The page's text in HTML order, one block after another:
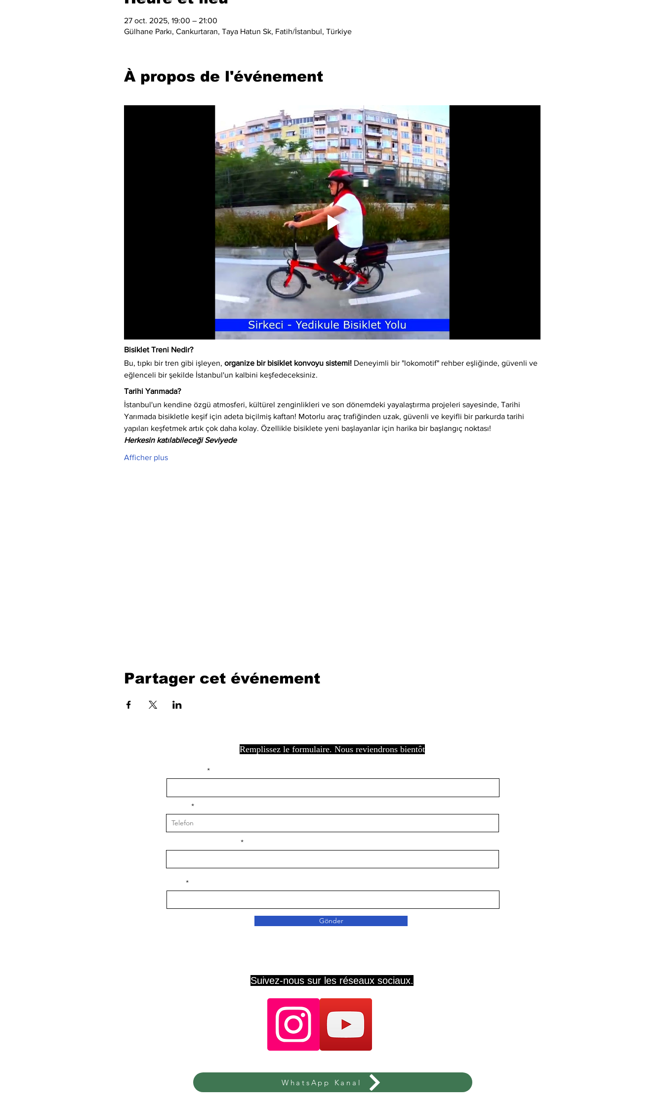
27 oct. 2025, 19:00 – 21:00
Gülhane Parkı, Cankurtaran, Taya Hatun Sk, Fatih/İstanbul, Türkiye
À propos de l'événement
Bisiklet Treni Nedir?
Bu, tıpkı bir tren gibi işleyen, organize bir bisiklet konvoyu sistemi! Deneyimli bir "lokomotif" rehber eşliğinde, güvenli ve
eğlenceli bir şekilde İstanbul'un kalbini keşfedeceksiniz.
Tarihi Yarımada?
İstanbul'un kendine özgü atmosferi, kültürel zenginlikleri ve son dönemdeki yayalaştırma projeleri sayesinde, Tarihi
Yarımada bisikletle keşif için adeta biçilmiş kaftan! Motorlu araç trafiğinden uzak, güvenli ve keyifli bir parkurda tarihi
yapıları keşfetmek artık çok daha kolay. Özellikle bisiklete yeni başlayanlar için harika bir başlangıç noktası!
Herkesin katılabileceği Seviyede
Afficher plus
Partager cet événement
Remplissez le formulaire. Nous reviendrons bientôt
Gönder
Suivez-nous sur les réseaux sociaux.
WhatsApp Kanal